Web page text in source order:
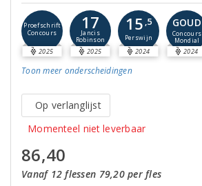
Proefschrift
Concours
2025
17
Jancis
Robinson
2025
15 ,5
Perswijn
2024
GOUD
Concours
Mondial
2024
Toon meer onderscheidingen
Op verlanglijst
Momenteel niet leverbaar
86,40
Vanaf 12 flessen 79,20 per fles